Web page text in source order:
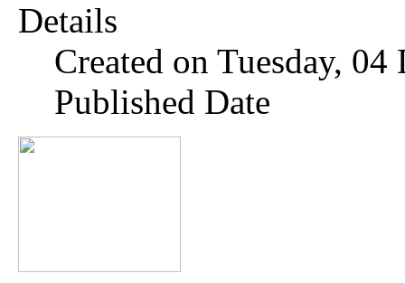
Details
Created on Tuesday,
Published Date